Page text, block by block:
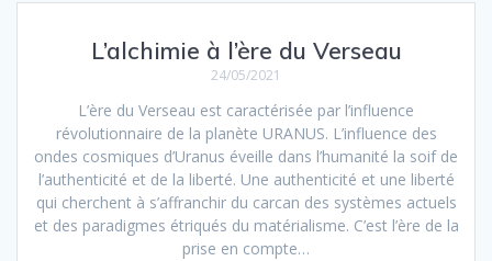
L’alchimie à l’ère du Verseau
24/05/2021
L’ère du Verseau est caractérisée par l’influence
révolutionnaire de la planète URANUS. L’influence des
ondes cosmiques d’Uranus éveille dans l’humanité la soif de
l’authenticité et de la liberté. Une authenticité et une liberté
qui cherchent à s’affranchir du carcan des systèmes actuels
et des paradigmes étriqués du matérialisme. C’est l’ère de la
prise en compte…